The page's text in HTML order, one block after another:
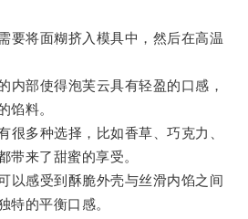
将面糊挤入模具中，然后在高温
部使得泡芙云具有轻盈的口感，
馅料。
多种选择，比如香草、巧克力、
带来了甜蜜的享受。
感受到酥脆外壳与丝滑内馅之间
特的平衡口感。